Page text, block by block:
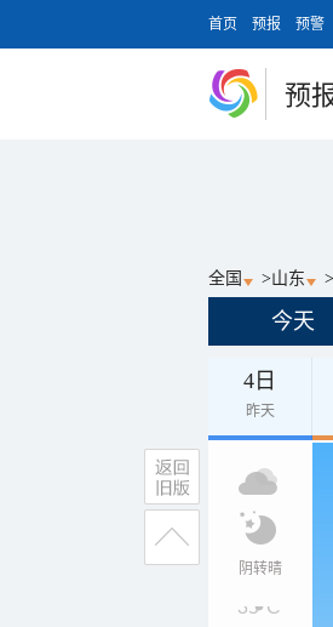
首页 预报 预警
预
全国 >山东 >
今天
4日
昨天
阴转晴
35°C